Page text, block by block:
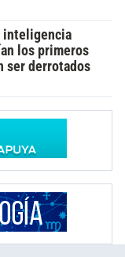
inteligencia
los primeros
ser derrotados